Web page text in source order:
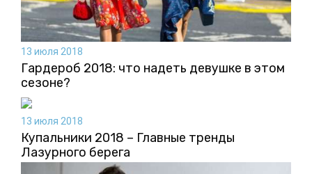
13 июля 2018
Гардероб 2018: что надеть девушке в этом
сезоне?
13 июля 2018
Купальники 2018 – Главные тренды
Лазурного берега